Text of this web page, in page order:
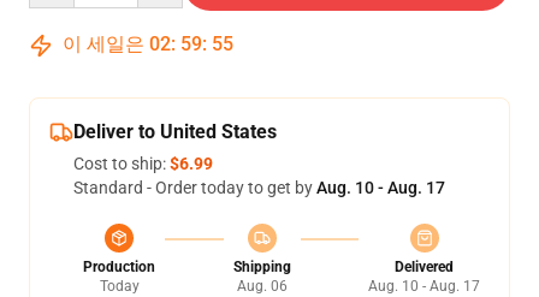
이 세일은 02: 59: 55
Deliver to United States
Cost to ship:$6.99
Standard - Order today to get byAug. 10 - Aug. 17
Production
Today
Shipping
Aug. 06
Delivered
Aug. 10 - Aug. 17